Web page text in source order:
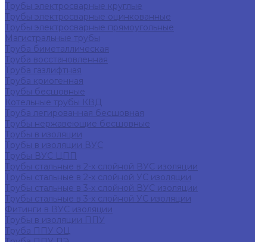
Трубы электросварные круглые
Трубы электросварные оцинкованные
Трубы электросварные прямоугольные
Магистральные трубы
Труба биметаллическая
Труба восстановленная
Труба газлифтная
Труба криогенная
Трубы бесшовные
Котельные трубы КВД
Труба легированная бесшовная
Трубы нержавеющие бесшовные
Трубы в изоляции
Трубы в изоляции ВУС
Трубы ВУС ЦПП
Трубы стальные в 2-х слойной ВУС изоляции
Трубы стальные в 2-х слойной УС изоляции
Трубы стальные в 3-х слойной ВУС изоляции
Трубы стальные в 3-х слойной УС изоляции
Фитинги в ВУС изоляции
Трубы в изоляции ППУ
Труба ППУ ОЦ